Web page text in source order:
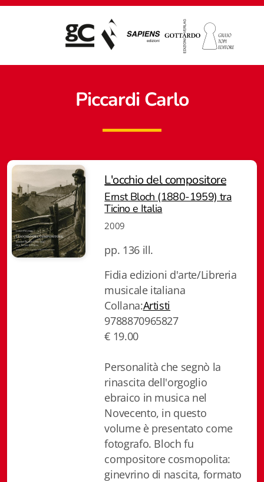
Piccardi Carlo
L'occhio del compositore
Ernst Bloch (1880-1959) tra
Ticino e Italia
2009
pp. 136 ill.
Fidia edizioni d'arte/Libreria
musicale italiana
Collana:Artisti
9788870965827
€ 19.00
Personalità che segnò la
rinascita dell'orgoglio
ebraico in musica nel
Novecento, in questo
volume è presentato come
fotografo. Bloch fu
compositore cosmopolita:
ginevrino di nascita, formato
Giampiero Casagrande editore
Biblioteca letteraria Nord-Sud
EJO- European Journalism Observatory